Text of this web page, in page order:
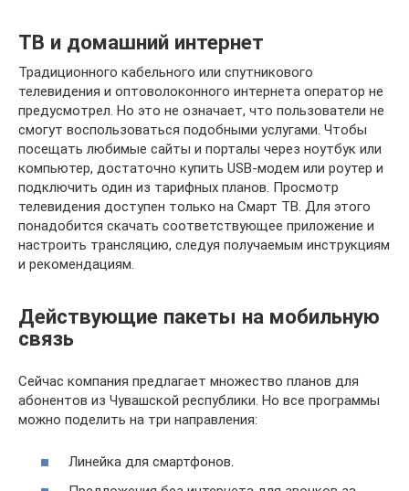
ТВ и домашний интернет
Традиционного кабельного или спутникового
телевидения и оптоволоконного интернета оператор не
предусмотрел. Но это не означает, что пользователи не
смогут воспользоваться подобными услугами. Чтобы
посещать любимые сайты и порталы через ноутбук или
компьютер, достаточно купить USB-модем или роутер и
подключить один из тарифных планов. Просмотр
телевидения доступен только на Смарт ТВ. Для этого
понадобится скачать соответствующее приложение и
настроить трансляцию, следуя получаемым инструкциям
и рекомендациям.
Действующие пакеты на мобильную
связь
Сейчас компания предлагает множество планов для
абонентов из Чувашской республики. Но все программы
можно поделить на три направления:
Линейка для смартфонов.